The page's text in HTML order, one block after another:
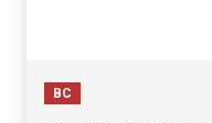
BC